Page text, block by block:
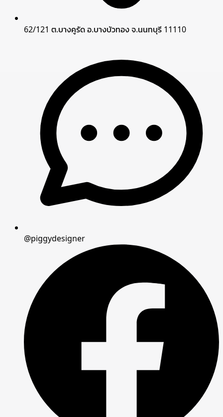
62/121 ต.บางคูรัด อ.บางบัวทอง จ.นนทบุรี 11110
@piggydesigner